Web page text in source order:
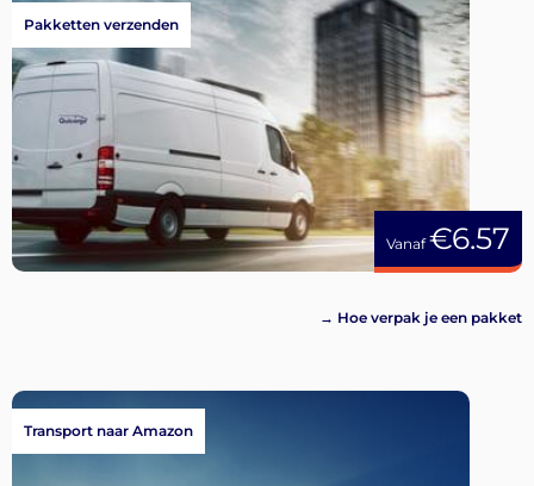
Vanaf€6.57
Pakketten verzenden
→ Hoe verpak je een pakket
Transport naar Amazon